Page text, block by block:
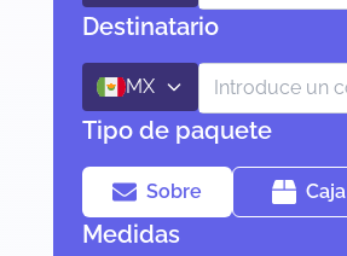
Destinatario
MX
Tipo de paquete
Sobre Caja
Medidas